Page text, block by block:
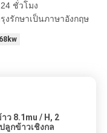
ชั่วโมง
รักษาเป็นภาษาอังกฤษ
ว 8.1mu / H, 2
ลูกข้าวเชิงกล